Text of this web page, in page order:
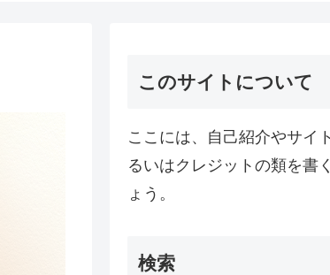
このサイトについて
ここには、自己紹介やサイ
るいはクレジットの類を書
ょう。
検索